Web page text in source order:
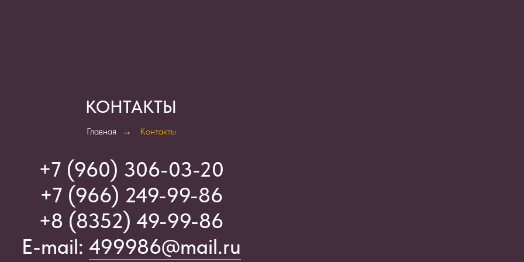
КОНТАКТЫ
Главная → Контакты
+7 (960) 306-03-20
+7 (966) 249-99-86
+8 (8352) 49-99-86
E-mail: 499986@mail.ru